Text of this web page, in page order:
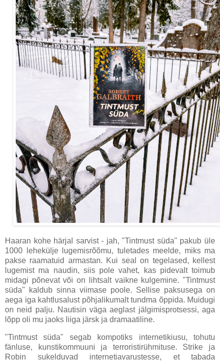
Haaran kohe härjal sarvist - jah, "Tintmust süda" pakub üle
1000 lehekülje lugemisrõõmu, tuletades meelde, miks ma
pakse raamatuid armastan. Kui seal on tegelased, kellest
lugemist ma naudin, siis pole vahet, kas pidevalt toimub
midagi põnevat või on lihtsalt vaikne kulgemine. "Tintmust
süda" kaldub sinna viimase poole. Sellise paksusega on
aega iga kahtlusalust põhjalikumalt tundma õppida. Muidugi
on neid palju. Nautisin väga aeglast jälgimisprotsessi, aga
lõpp oli mu jaoks liiga järsk ja dramaatiline.
"Tintmust süda" segab kompotiks internetikiusu, tohutu
fänluse, kunstikommuuni ja terroristirühmituse. Strike ja
Robin sukelduvad internetiavarustesse, et tabada